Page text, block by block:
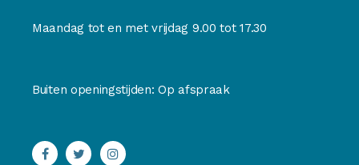
Maandag tot en met vrijdag 9.00 tot 17.30
Buiten openingstijden: Op afspraak